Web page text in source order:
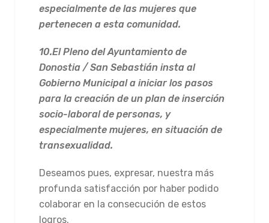
especialmente de las mujeres que
pertenecen a esta comunidad.
10.El Pleno del Ayuntamiento de
Donostia / San Sebastián insta al
Gobierno Municipal a iniciar los pasos
para la creación de un plan de inserción
socio-laboral de personas, y
especialmente mujeres, en situación de
transexualidad.
Deseamos pues, expresar, nuestra más
profunda satisfacción por haber podido
colaborar en la consecución de estos
logros.